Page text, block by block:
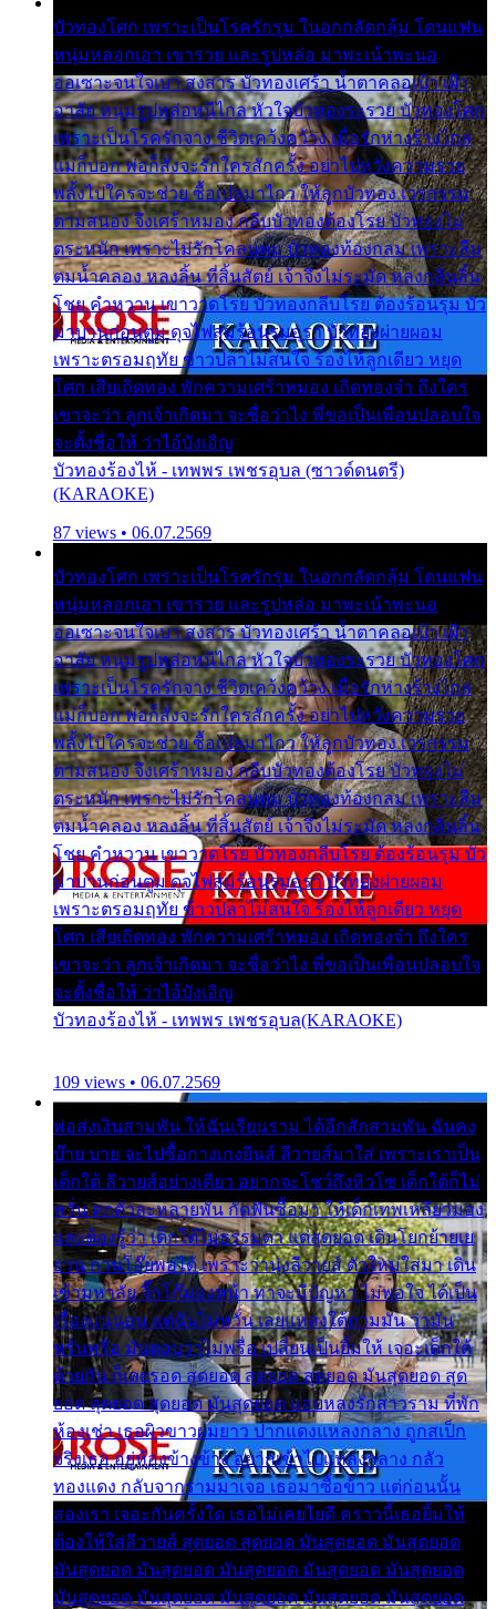
บัวทองโศก เพราะเป็นโรครักรุม ในอกกลัดกลุ้ม โดนแฟน
หนุ่มหลอกเอา เขารวย และรูปหล่อ มาพะเน้าพะนอ
ออเซาะจนใจเบา สงสาร บัวทองเศร้า น้ำตาคลอเบ้า เฝ้า
อาลัย หนุ่มรูปหล่อหนีไกล หัวใจบัวทองระรวย บัวทองโศก
เพราะเป็นโรครักจาง ชีวิตเคว้งคว้าง เมื่อรักห่างร้างไกล
แม่ก็บอก พ่อก็สั่งจะรักใครสักครั้ง อย่าไปหวังความรวย
พลั้งไปใครจะช่วย ซื้อเปลมาไกว ให้ลูกบัวทอง เวรกรรม
ตามสนอง จึงเศร้าหมอง กลีบบัวทองต้องโรย บัวทองไม่
ตระหนัก เพราะไม่รักโคลนตม บัวทองท้องกลม เพราะลืม
ตมน้ำคลอง หลงลิ้น ที่สิ้นสัตย์ เจ้าจึงไม่ระมัด หลงกลิ่นลิ้น
โชย คำหวาน เขาวาดโรย บัวทองกลีบโรย ต้องร้อนรุม บัว
มาบานก่อนตูม ดุจไฟสุมร้อนรุมอุรา บัวทองผ่ายผอม
เพราะตรอมฤทัย ข้าวปลาไม่สนใจ ร้องไห้ลูกเดียว หยุด
โศก เสียเถิดทอง พักความเศร้าหมอง เถิดทองจ๋า ถึงใคร
เขาจะว่า ลูกเจ้าเกิดมา จะชื่อว่าไง พี่ขอเป็นเพื่อนปลอบใจ
จะตั้งชื่อให้ ว่าไอ้บังเอิญ
บัวทองร้องไห้ - เทพพร เพชรอุบล (ซาวด์ดนตรี)
(KARAOKE)
87 views • 06.07.2569
บัวทองโศก เพราะเป็นโรครักรุม ในอกกลัดกลุ้ม โดนแฟน
หนุ่มหลอกเอา เขารวย และรูปหล่อ มาพะเน้าพะนอ
ออเซาะจนใจเบา สงสาร บัวทองเศร้า น้ำตาคลอเบ้า เฝ้า
อาลัย หนุ่มรูปหล่อหนีไกล หัวใจบัวทองระรวย บัวทองโศก
เพราะเป็นโรครักจาง ชีวิตเคว้งคว้าง เมื่อรักห่างร้างไกล
แม่ก็บอก พ่อก็สั่งจะรักใครสักครั้ง อย่าไปหวังความรวย
พลั้งไปใครจะช่วย ซื้อเปลมาไกว ให้ลูกบัวทอง เวรกรรม
ตามสนอง จึงเศร้าหมอง กลีบบัวทองต้องโรย บัวทองไม่
ตระหนัก เพราะไม่รักโคลนตม บัวทองท้องกลม เพราะลืม
ตมน้ำคลอง หลงลิ้น ที่สิ้นสัตย์ เจ้าจึงไม่ระมัด หลงกลิ่นลิ้น
โชย คำหวาน เขาวาดโรย บัวทองกลีบโรย ต้องร้อนรุม บัว
มาบานก่อนตูม ดุจไฟสุมร้อนรุมอุรา บัวทองผ่ายผอม
เพราะตรอมฤทัย ข้าวปลาไม่สนใจ ร้องไห้ลูกเดียว หยุด
โศก เสียเถิดทอง พักความเศร้าหมอง เถิดทองจ๋า ถึงใคร
เขาจะว่า ลูกเจ้าเกิดมา จะชื่อว่าไง พี่ขอเป็นเพื่อนปลอบใจ
จะตั้งชื่อให้ ว่าไอ้บังเอิญ
บัวทองร้องไห้ - เทพพร เพชรอุบล(KARAOKE)
109 views • 06.07.2569
พ่อส่งเงินสามพัน ให้ฉันเรียนราม ได้อีกสักสามพัน ฉันคง
บ๊าย บาย จะไปซื้อกางเกงยีนส์ ลีวายส์มาใส่ เพราะเราเป็น
เด็กใต้ ลีวายส์อย่างเดียว อยากจะโชว์ถึงหิวโซ เด็กใต้ก็ไม่
หวั่น ตกตัวละหลายพัน กัดฟันซื้อมา ให้เด็กเทพเหลียวมอง
และต้องรู้ว่า เด็กใต้ไม่ธรรมดา แต่สุดยอด เดินโยกย้ายเย
ยวน กวนโอ๊ยพอได้ เพราะว่านุ่งลีวายส์ ตัวใหม่ใส่มา เดิน
เข้ามหาลัย จิ๊กโก๊มองหน้า ท่าจะมีปัญหา ไม่พอใจ ได้เป็น
เรื่องแน่นอน แต่ฉันไม่หวั่น เลยแหลงใต้ถามมัน ว่ามัน
พรั่นพรือ มันตอบว่าไม่พรื่อ เปลี่ยนเป็นยิ้มให้ เจอะเด็กใต้
ด้วยกัน ก็เลยรอด สุดยอด สุดยอด สุดยอด มันสุดยอด สุด
ยอด สุดยอด สุดยอด มันสุดยอด แอบหลงรักสาวราม ที่พัก
ห้องเช่า เธอผิวขาวผมยาว ปากแดงแหลงกลาง ถูกสเป็ก
จริงเธอ อยู่ห้องข้างข้าง อยากเข้าไปแหลงกลาง กลัว
ทองแดง กลับจากรามมาเจอ เธอมาซื้อข้าว แต่ก่อนนั้น
สองเรา เจอะกันครั้งใด เธอไม่เคยไยดี คราวนี้เธอยิ้มให้
ต้องให้ใส่ลีวายส์ สุดยอด สุดยอด มันสุดยอด มันสุดยอด
มันสุดยอด มันสุดยอด มันสุดยอด มันสุดยอด มันสุดยอด
มันสุดยอด มันสุดยอด มันสุดยอด มันสุดยอด มันสุดยอด